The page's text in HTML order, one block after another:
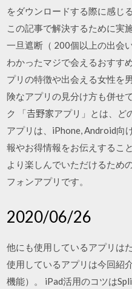
をダウンロードする際に感じ
この記事で解決するために実
一旦遮断（ 200個以上の出会
わかったマジで会えるおすす
プリの特徴や出会える女性を
険なアプリの見分け方も併せ
ク 「𠮷野家アプリ」とは、ど
アプリは、iPhone, Android向
報やお得情報をお伝えするこ
より楽しんでいただけるため
フォンアプリです。
2020/06/26
他にも使用しているアプリは
使用しているアプリは今回紹
機能）。 iPad活用のコツは